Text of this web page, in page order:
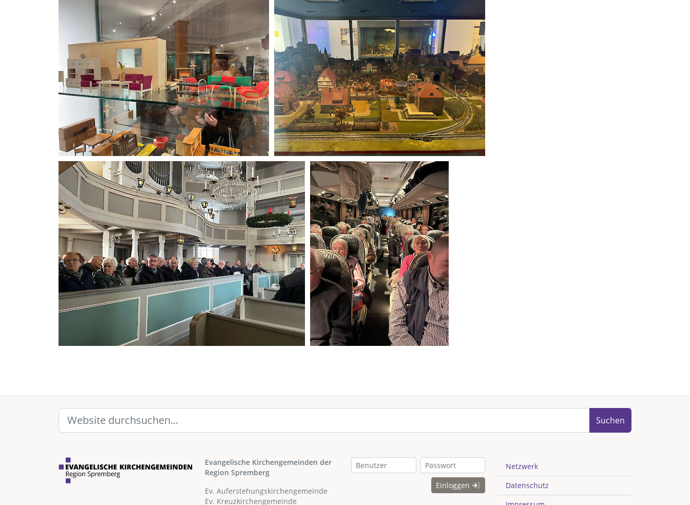
Suchen
Evangelische Kirchengemeinden der
Region Spremberg
Ev. Auferstehungskirchengemeinde
Ev. Kreuzkirchengemeinde
Einloggen
Netzwerk
Datenschutz